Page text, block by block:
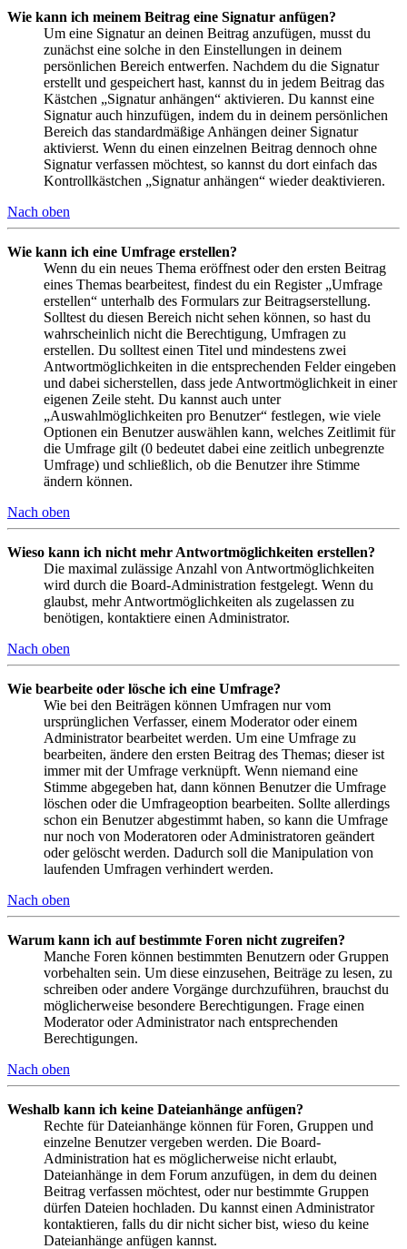
Wie kann ich meinem Beitrag eine Signatur anfügen?
Um eine Signatur an deinen Beitrag anzufügen, musst du
zunächst eine solche in den Einstellungen in deinem
persönlichen Bereich entwerfen. Nachdem du die Signatur
erstellt und gespeichert hast, kannst du in jedem Beitrag das
Kästchen „Signatur anhängen“ aktivieren. Du kannst eine
Signatur auch hinzufügen, indem du in deinem persönlichen
Bereich das standardmäßige Anhängen deiner Signatur
aktivierst. Wenn du einen einzelnen Beitrag dennoch ohne
Signatur verfassen möchtest, so kannst du dort einfach das
Kontrollkästchen „Signatur anhängen“ wieder deaktivieren.
Nach oben
Wie kann ich eine Umfrage erstellen?
Wenn du ein neues Thema eröffnest oder den ersten Beitrag
eines Themas bearbeitest, findest du ein Register „Umfrage
erstellen“ unterhalb des Formulars zur Beitragserstellung.
Solltest du diesen Bereich nicht sehen können, so hast du
wahrscheinlich nicht die Berechtigung, Umfragen zu
erstellen. Du solltest einen Titel und mindestens zwei
Antwortmöglichkeiten in die entsprechenden Felder eingeben
und dabei sicherstellen, dass jede Antwortmöglichkeit in einer
eigenen Zeile steht. Du kannst auch unter
„Auswahlmöglichkeiten pro Benutzer“ festlegen, wie viele
Optionen ein Benutzer auswählen kann, welches Zeitlimit für
die Umfrage gilt (0 bedeutet dabei eine zeitlich unbegrenzte
Umfrage) und schließlich, ob die Benutzer ihre Stimme
ändern können.
Nach oben
Wieso kann ich nicht mehr Antwortmöglichkeiten erstellen?
Die maximal zulässige Anzahl von Antwortmöglichkeiten
wird durch die Board-Administration festgelegt. Wenn du
glaubst, mehr Antwortmöglichkeiten als zugelassen zu
benötigen, kontaktiere einen Administrator.
Nach oben
Wie bearbeite oder lösche ich eine Umfrage?
Wie bei den Beiträgen können Umfragen nur vom
ursprünglichen Verfasser, einem Moderator oder einem
Administrator bearbeitet werden. Um eine Umfrage zu
bearbeiten, ändere den ersten Beitrag des Themas; dieser ist
immer mit der Umfrage verknüpft. Wenn niemand eine
Stimme abgegeben hat, dann können Benutzer die Umfrage
löschen oder die Umfrageoption bearbeiten. Sollte allerdings
schon ein Benutzer abgestimmt haben, so kann die Umfrage
nur noch von Moderatoren oder Administratoren geändert
oder gelöscht werden. Dadurch soll die Manipulation von
laufenden Umfragen verhindert werden.
Nach oben
Warum kann ich auf bestimmte Foren nicht zugreifen?
Manche Foren können bestimmten Benutzern oder Gruppen
vorbehalten sein. Um diese einzusehen, Beiträge zu lesen, zu
schreiben oder andere Vorgänge durchzuführen, brauchst du
möglicherweise besondere Berechtigungen. Frage einen
Moderator oder Administrator nach entsprechenden
Berechtigungen.
Nach oben
Weshalb kann ich keine Dateianhänge anfügen?
Rechte für Dateianhänge können für Foren, Gruppen und
einzelne Benutzer vergeben werden. Die Board-
Administration hat es möglicherweise nicht erlaubt,
Dateianhänge in dem Forum anzufügen, in dem du deinen
Beitrag verfassen möchtest, oder nur bestimmte Gruppen
dürfen Dateien hochladen. Du kannst einen Administrator
kontaktieren, falls du dir nicht sicher bist, wieso du keine
Dateianhänge anfügen kannst.